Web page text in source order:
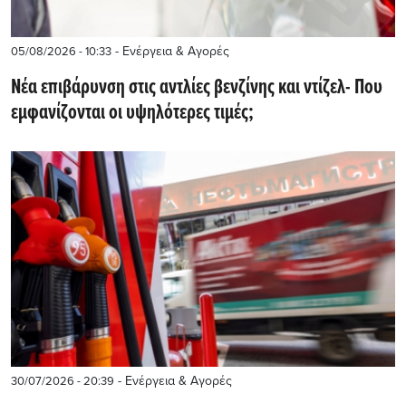
05/08/2026 - 10:33 - Ενέργεια & Αγορές
Νέα επιβάρυνση στις αντλίες βενζίνης και ντίζελ- Που
εμφανίζονται οι υψηλότερες τιμές;
30/07/2026 - 20:39 - Ενέργεια & Αγορές